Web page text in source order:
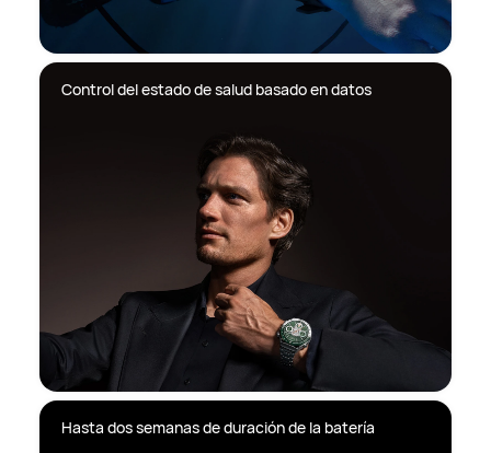
Control del estado de salud basado en datos
Hasta dos semanas de duración de la batería